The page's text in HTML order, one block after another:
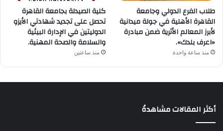
طلاب الفرع الدولي وجامعة
القاهرة الأهلية في جولة ميدانية
لأبرز المعالم الأثرية ضمن مبادرة
«اعرف بلدك».
منذ ساعة واحدة
كلية الصيدلة بجامعة القاهرة
تحصل على تجديد شهادتي الأيزو
الدوليتين في الإدارة البيئية
والسلامة والصحة المهنية.
منذ ساعتين
أكثر المقالات مشاهدةً